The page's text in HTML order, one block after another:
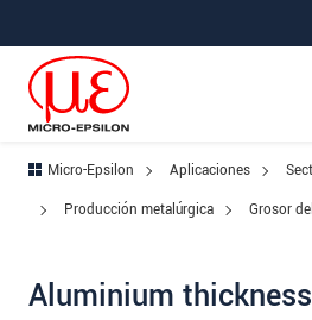
Saltar directamente a la
Micro-Epsilon Aplicaciones
Producción metalúrgica
Grosor
Aluminium thickness